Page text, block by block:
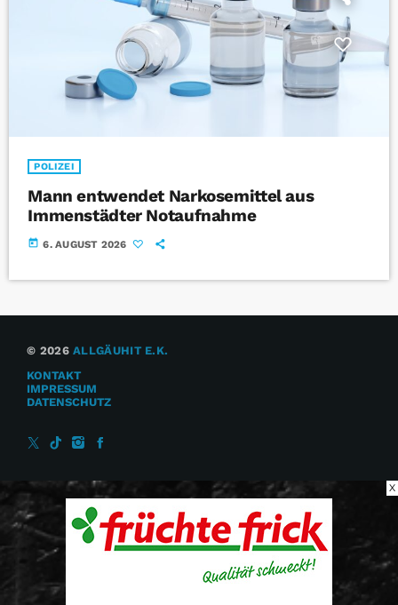
POLIZEI
Mann entwendet Narkosemittel aus
Immenstädter Notaufnahme
today 6. AUGUST 2026
© 2026ALLGÄUHIT E.K.
KONTAKT
IMPRESSUM
DATENSCHUTZ
X